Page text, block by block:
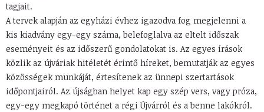
tagjait.
A tervek alapján az egyházi évhez igazodva fog megjelenni a
kis kiadvány egy-egy száma, belefoglalva az eltelt időszak
eseményeit és az időszerű gondolatokat is. Az egyes írások
közlik az újváriak hitéletét érintő híreket, bemutatják az egyes
közösségek munkáját, értesítenek az ünnepi szertartások
időpontjairól. Az újságban helyet kap egy szép vers, vagy próza,
egy-egy megkapó történet a régi Újvárról és a benne lakókról.